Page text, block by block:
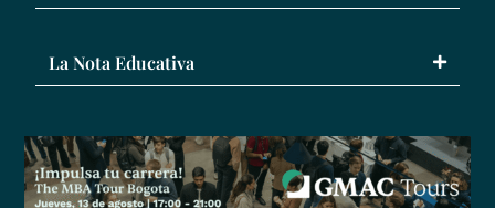
La Nota Educativa